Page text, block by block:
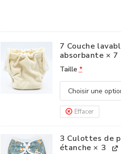
7 Couche
absorbante × 7
Taille*
Effacer
3 Culottes de
étanche × 3